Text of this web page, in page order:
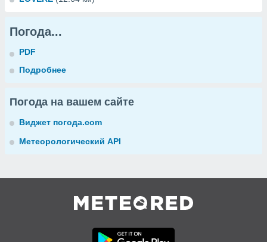
Погода...
PDF
Подробнее
Погода на вашем сайте
Виджет погода.com
Метеорологический API